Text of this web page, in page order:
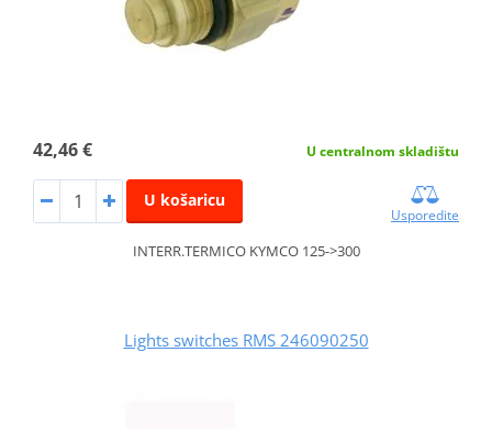
42,46 € U centralnom skladištu
U košaricu
Usporedite
INTERR.TERMICO KYMCO 125->300
Lights switches RMS 246090250